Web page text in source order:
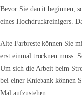
Bevor Sie damit beginnen,
eines Hochdruckreinigers.
Alte Farbreste können Sie
erst einmal trocknen muss.
Um sich die Arbeit beim
bei einer Kniebank können
Mal aufzustehen.